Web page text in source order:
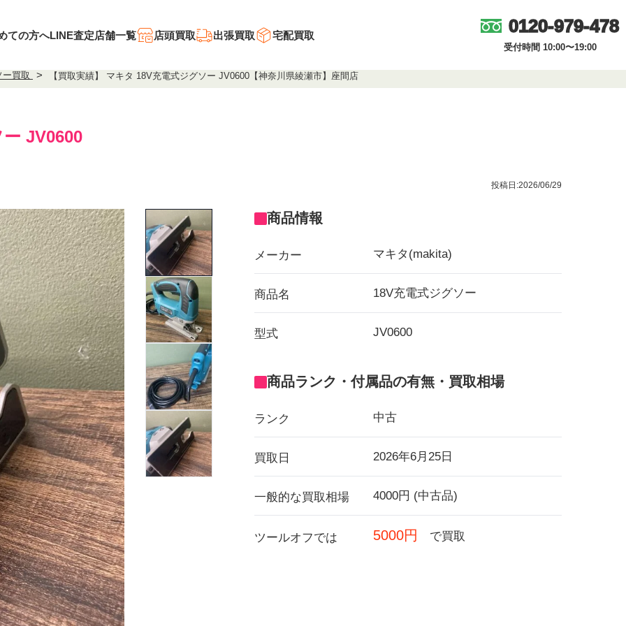
ての方へLINE査定店舗一覧 店頭買取 出張買取 宅配買取 0120-979-478
受付時間 10:00〜19:00
ー買取 【買取実績】 マキタ 18V充電式ジグソー JV0600【神奈川県綾瀬市】座間店
JV0600
投稿日:2026/06/29
商品情報
メーカー マキタ(makita)
商品名 18V充電式ジグソー
型式 JV0600
商品ランク・付属品の有無・買取相場
ランク 中古
買取日 2026年6月25日
一般的な買取相場 4000円 (中古品)
ツールオフでは 5000円 で買取